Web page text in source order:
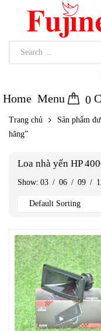
Home Menu 0
Trang chủ
Sản phẩm
hãng”
Loa nhà yến HP
Show: 03 / 06 / 09 /